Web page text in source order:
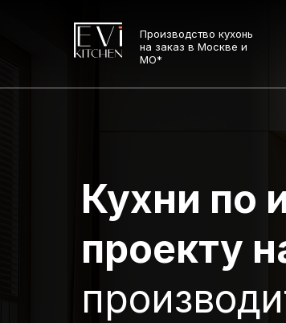
Кухни по
проекту
Производство кухонь
на заказ в Москве и
МО*